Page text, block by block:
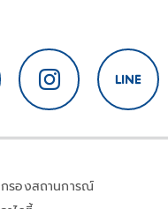
กรองสถานการณ์